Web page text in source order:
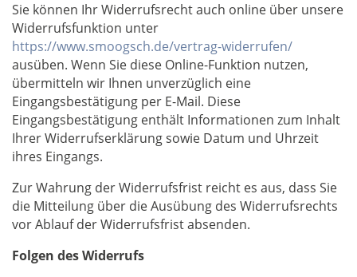
Sie können Ihr Widerrufsrecht auch online über unsere
Widerrufsfunktion unter
https://www.smoogsch.de/vertrag-widerrufen/
ausüben. Wenn Sie diese Online-Funktion nutzen,
übermitteln wir Ihnen unverzüglich eine
Eingangsbestätigung per E-Mail. Diese
Eingangsbestätigung enthält Informationen zum Inhalt
Ihrer Widerrufserklärung sowie Datum und Uhrzeit
ihres Eingangs.
Zur Wahrung der Widerrufsfrist reicht es aus, dass Sie
die Mitteilung über die Ausübung des Widerrufsrechts
vor Ablauf der Widerrufsfrist absenden.
Folgen des Widerrufs